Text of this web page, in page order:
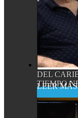
DEL
TIEMPO